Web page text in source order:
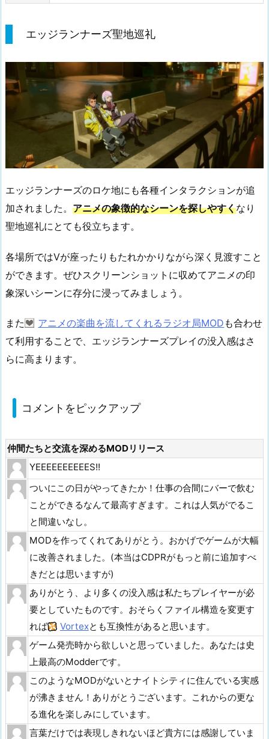
エッジランナーズ聖地巡礼
エッジランナーズのロケ地にも各種インタラクションが追
加されました。 アニメの象徴的なシーンを探しやすくなり
聖地巡礼にとても役立ちます。
各場所ではVが座ったりもたれかかりながら深く見渡すこと
ができます。ぜひスクリーンショットに収めてアニメの印
象深いシーンに存分に浸ってみましょう。
また アニメの楽曲を流してくれるラジオ局MOD も合わせ
て利用することで、エッジランナーズプレイの没入感はさ
らに高まります。
コメントをピックアップ
仲間たちと交流を深めるMODリリース
YEEEEEEEEEES!!
ついにこの日がやってきたか！仕事の合間にバーで飲む
ことができるなんて最高すぎます。これは人気がでるこ
と間違いなし。
MODを作ってくれてありがとう。おかげでゲームが大幅
に改善されました。(本当はCDPRがもっと前に追加すべ
きだとは思いますが)
ありがとう、より多くの没入感は私たちプレイヤーが必
要としていたものです。おそらくファイル構造を変更す
れば
Vortexとも互換性があると思います。
ゲーム発売時から欲しいと思っていました。あなたは史
上最高のModderです。
このようなMODがないとナイトシティに住んでいる実感
が沸きません！ありがとうございます。これからの更な
る進化を楽しみにしています。
言葉だけでは表現しきれないほど貴方には感謝していま